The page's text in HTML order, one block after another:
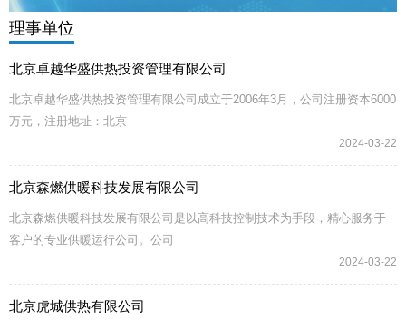
理事单位
北京卓越华盛供热投资管理有限公司
北京卓越华盛供热投资管理有限公司成立于2006年3月，公司注册资本6000
万元，注册地址：北京
2024-03-22
北京森燃供暖科技发展有限公司
北京森燃供暖科技发展有限公司是以高科技控制技术为手段，精心服务于
客户的专业供暖运行公司。公司
2024-03-22
北京虎城供热有限公司